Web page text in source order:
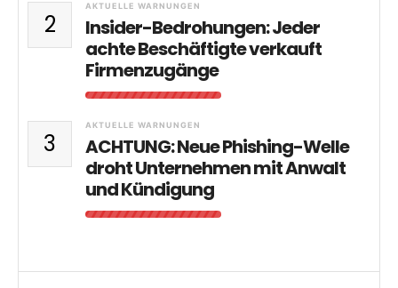
2
AKTUELLE WARNUNGEN
Insider-Bedrohungen: Jeder
achte Beschäftigte verkauft
Firmenzugänge
3
AKTUELLE WARNUNGEN
ACHTUNG: Neue Phishing-Welle
droht Unternehmen mit Anwalt
und Kündigung